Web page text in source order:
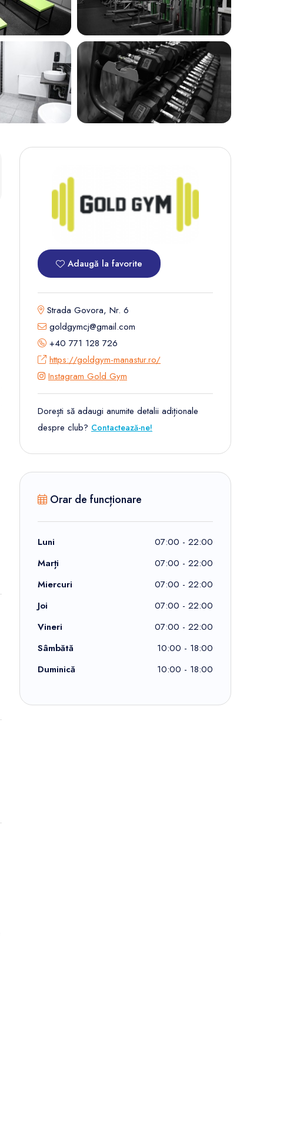
Adaugă la favorite
Strada Govora, Nr. 6
goldgymcj@gmail.com
+40 771 128 726
https://goldgym-manastur.ro/
Instagram Gold Gym
Dorești să adaugi anumite detalii adiționale
despre club? Contactează-ne!
Orar de funcționare
Luni
07:00 - 22:00
Marți
07:00 - 22:00
Miercuri
07:00 - 22:00
Joi
07:00 - 22:00
Vineri
07:00 - 22:00
Sâmbătă
10:00 - 18:00
Duminică
10:00 - 18:00